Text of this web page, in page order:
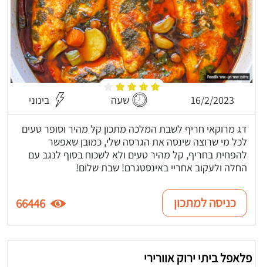
16/2/2023 שעה בינוני
דג מרוקאי חריף לשבת המלכה מתכון קל מהיר וסופר טעים
לכל מי שרוצה שינסה את הגרסה שלי, כמובן שאפשר
להפחית בחריף, קל מהיר טעים ולא לשכוח בסוף לנגב עם
החלה ולעקוב אחריי באינסטגרם! שבת שלום!
כניסה למתכון 66446
פלאפל ביתי ירוק אוורירי